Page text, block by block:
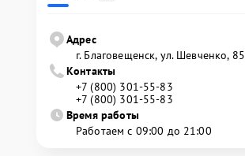
Адрес
г. Благовещенск, ул. Шевченко, 85
Контакты
+7 (800) 301-55-83
+7 (800) 301-55-83
Время работы
Работаем с 09:00 до 21:00